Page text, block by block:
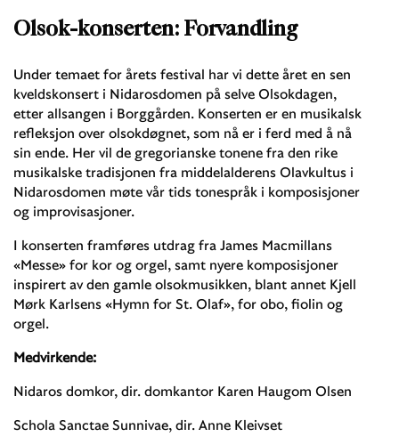
Olsok-konserten: Forvandling
Under temaet for årets festival har vi dette året en sen
kveldskonsert i Nidarosdomen på selve Olsokdagen,
etter allsangen i Borggården. Konserten er en musikalsk
refleksjon over olsokdøgnet, som nå er i ferd med å nå
sin ende. Her vil de gregorianske tonene fra den rike
musikalske tradisjonen fra middelalderens Olavkultus i
Nidarosdomen møte vår tids tonespråk i komposisjoner
og improvisasjoner.
I konserten framføres utdrag fra James Macmillans
«Messe» for kor og orgel, samt nyere komposisjoner
inspirert av den gamle olsokmusikken, blant annet Kjell
Mørk Karlsens «Hymn for St. Olaf», for obo, fiolin og
orgel.
Medvirkende:
Nidaros domkor, dir. domkantor Karen Haugom Olsen
Schola Sanctae Sunnivae, dir. Anne Kleivset